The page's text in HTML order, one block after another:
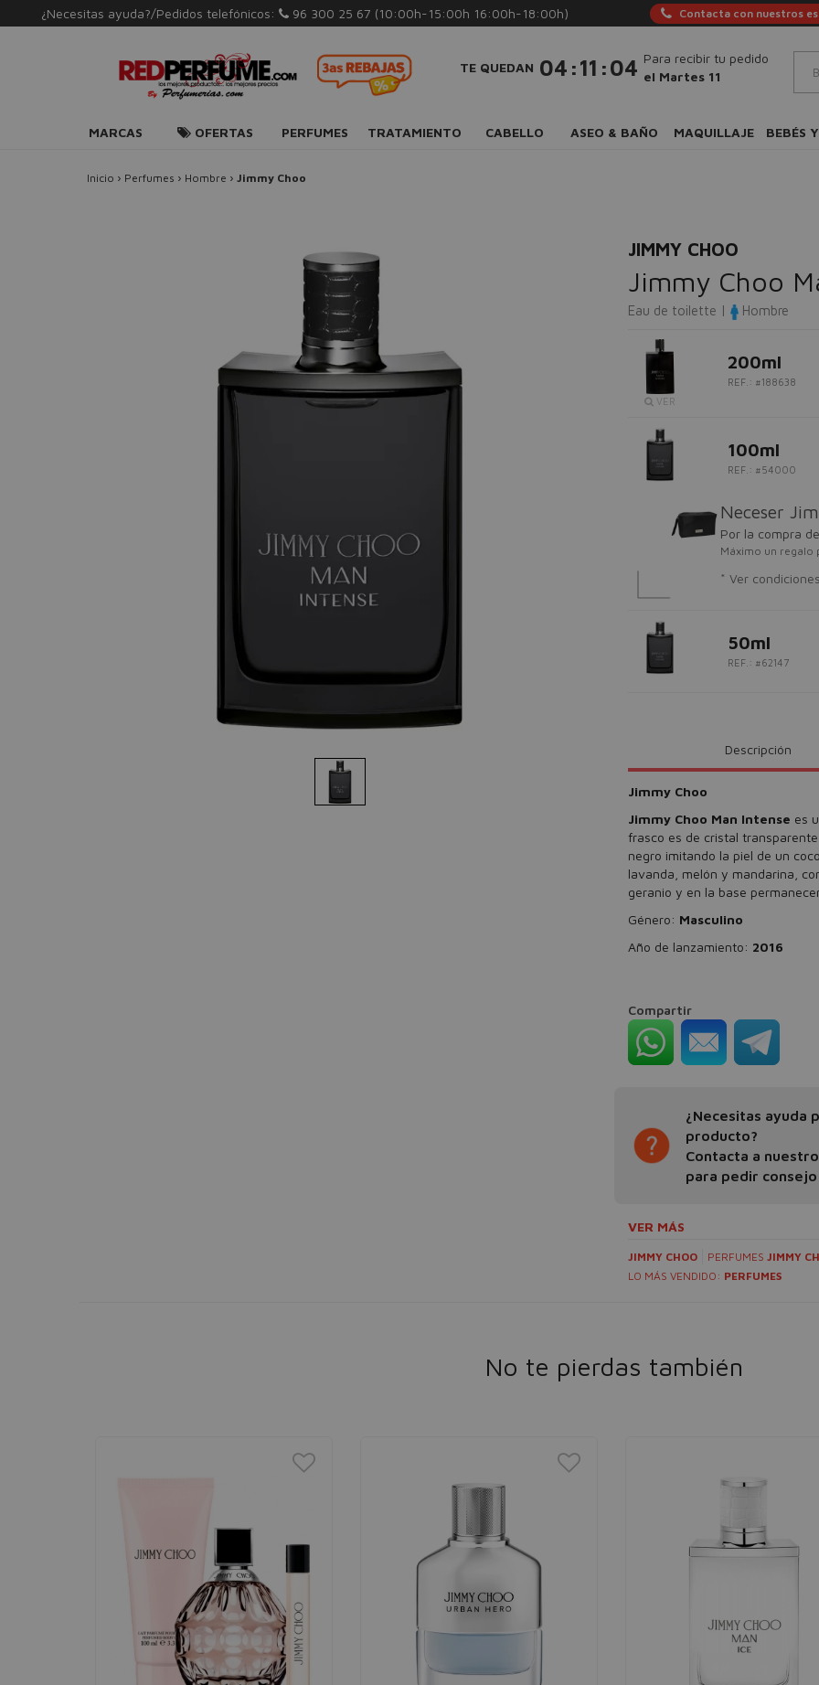
¿Necesitas ayuda?/Pedidos telefónicos: 96 300 25 67 (10:00h-15:00h 16:00h-18:00h) Contacta con nuestros
TE QUEDAN 04 :11 :03 Para recibir tu pedido
el Martes 11
MARCAS OFERTAS PERFUMES TRATAMIENTO CABELLO ASEO & BAÑO MAQUILLAJE BEBÉS
Inicio › Perfumes › Hombre › Jimmy Choo
JIMMY CHOO
Jimmy Choo
Eau de toilette | Hombre
VER
200ml
REF.: #188638
100ml
REF.: #54000
Neceser
Por la compra
Máximo un regalo
* Ver
50ml
REF.: #62147
Descripción
Jimmy Choo
Jimmy Choo Man Intense es
frasco es de cristal
negro imitando la piel de un
lavanda, melón y mandarina,
geranio y en la base
Género: Masculino
Año de lanzamiento: 2016
Compartir
¿Necesitas ayuda
producto?
Contacta a
para pedir consejo
VER MÁS
JIMMY CHOO PERFUMES JIMMY
LO MÁS VENDIDO: PERFUMES
No te pierdas también